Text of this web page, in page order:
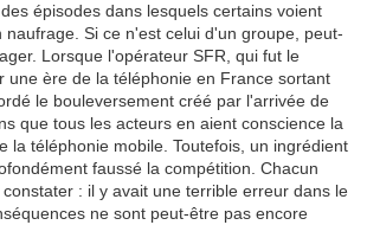
des épisodes dans lesquels certains voient
naufrage. Si ce n'est celui d'un groupe, peut-
Lorsque l'opérateur SFR, qui fut le
une ère de la téléphonie en France sortant
le bouleversement créé par l'arrivée de
que tous les acteurs en aient conscience la
la téléphonie mobile. Toutefois, un ingrédient
faussé la compétition. Chacun
: il y avait une terrible erreur dans le
ne sont peut-être pas encore